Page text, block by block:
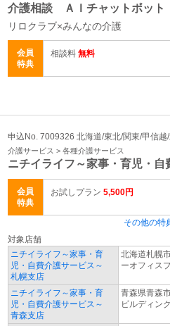
介護相談 ＡＩチャットボット
リロクラブ×みんなの介護
会員
特典
相談料 無料
申込No. 7009326 北海道/東北/関東/甲信越
介護サービス > 各種介護サービス
ニチイライフ～家事・育児・自
会員
特典
お試しプラン 5,500円
その他の特
対象店舗
ニチイライフ～家事・育
児・自費介護サービス～
札幌支店
北海道札幌
ーオフィス
ニチイライフ～家事・育
児・自費介護サービス～
青森支店
青森県青森
ビルディン